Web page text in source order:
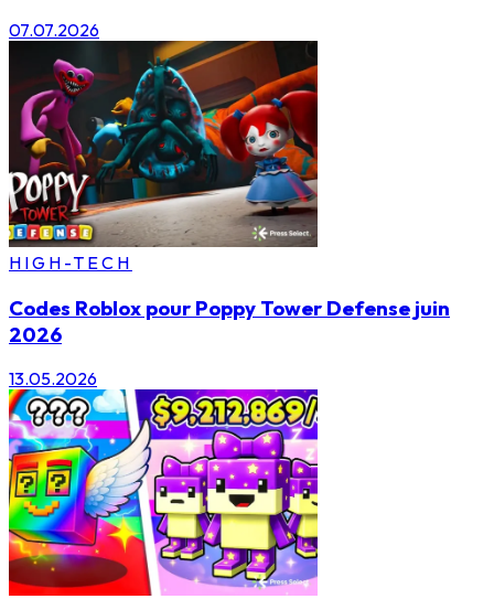
07.07.2026
HIGH-TECH
Codes Roblox pour Poppy Tower Defense juin
2026
13.05.2026